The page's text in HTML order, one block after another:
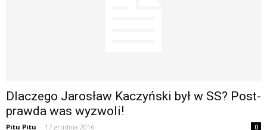
Dlaczego Jarosław Kaczyński był w SS? Post-
prawda was wyzwoli!
Pitu Pitu - 17 grudnia 2016 0